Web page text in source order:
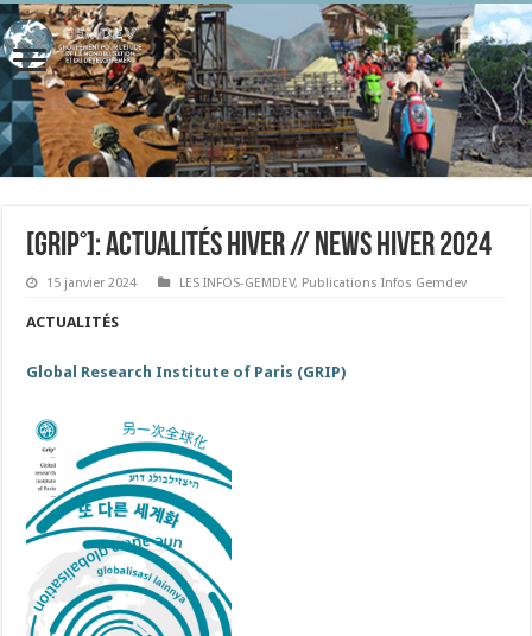
[Grip°]: ACTUALITÉS HIVER // NEWS HIVER 2024
15 janvier 2024 LES INFOS-GEMDEV, Publications Infos Gemdev
ACTUALITÉS
Global Research Institute of Paris (GRIP)